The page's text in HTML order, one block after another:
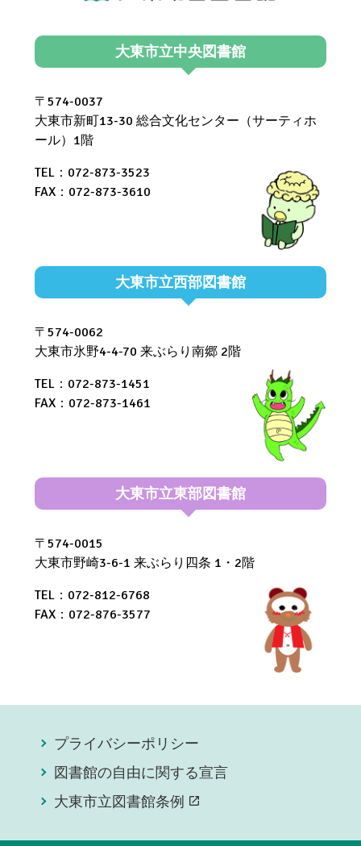
大東市立中央図書館
〒574-0037
大東市新町13-30 総合文化センター（サーティホ
ール）1階
TEL：072-873-3523
FAX：072-873-3610
大東市立西部図書館
〒574-0062
大東市氷野4-4-70 来ぶらり南郷 2階
TEL：072-873-1451
FAX：072-873-1461
大東市立東部図書館
〒574-0015
大東市野崎3-6-1 来ぶらり四条 1・2階
TEL：072-812-6768
FAX：072-876-3577
プライバシーポリシー
図書館の自由に関する宣言
大東市立図書館条例
open_in_new